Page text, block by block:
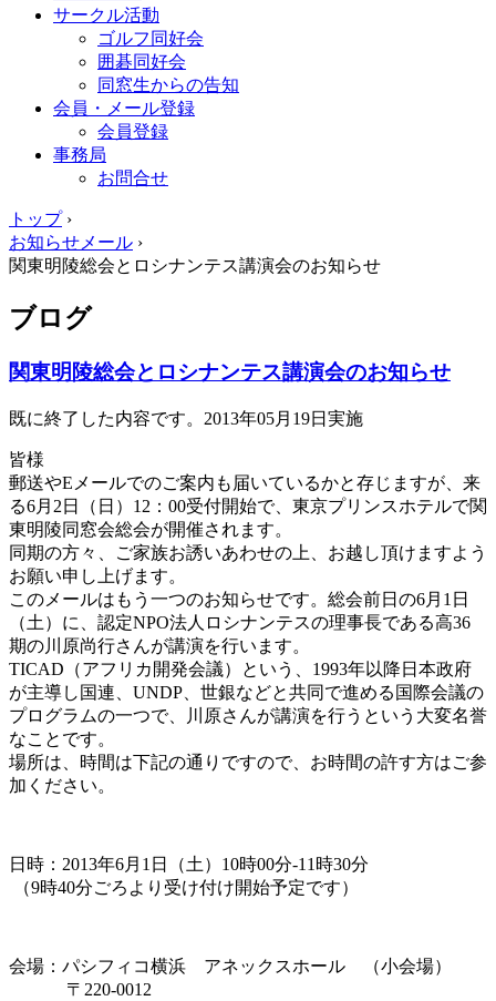
サークル活動
ゴルフ同好会
囲碁同好会
同窓生からの告知
会員・メール登録
会員登録
事務局
お問合せ
トップ›
お知らせメール ›
関東明陵総会とロシナンテス講演会のお知らせ
ブログ
関東明陵総会とロシナンテス講演会のお知らせ
既に終了した内容です。2013年05月19日実施
皆様
郵送やEメールでのご案内も届いているかと存じますが、来
る6月2日（日）12：00受付開始で、東京プリンスホテルで関
東明陵同窓会総会が開催されます。
同期の方々、ご家族お誘いあわせの上、お越し頂けますよう
お願い申し上げます。
このメールはもう一つのお知らせです。総会前日の6月1日
（土）に、認定NPO法人ロシナンテスの理事長である高36
期の川原尚行さんが講演を行います。
TICAD（アフリカ開発会議）という、1993年以降日本政府
が主導し国連、UNDP、世銀などと共同で進める国際会議の
プログラムの一つで、川原さんが講演を行うという大変名誉
なことです。
場所は、時間は下記の通りですので、お時間の許す方はご参
加ください。
日時：2013年6月1日（土）10時00分-11時30分
（9時40分ごろより受け付け開始予定です）
会場：パシフィコ横浜 アネックスホール （小会場）
〒220-0012